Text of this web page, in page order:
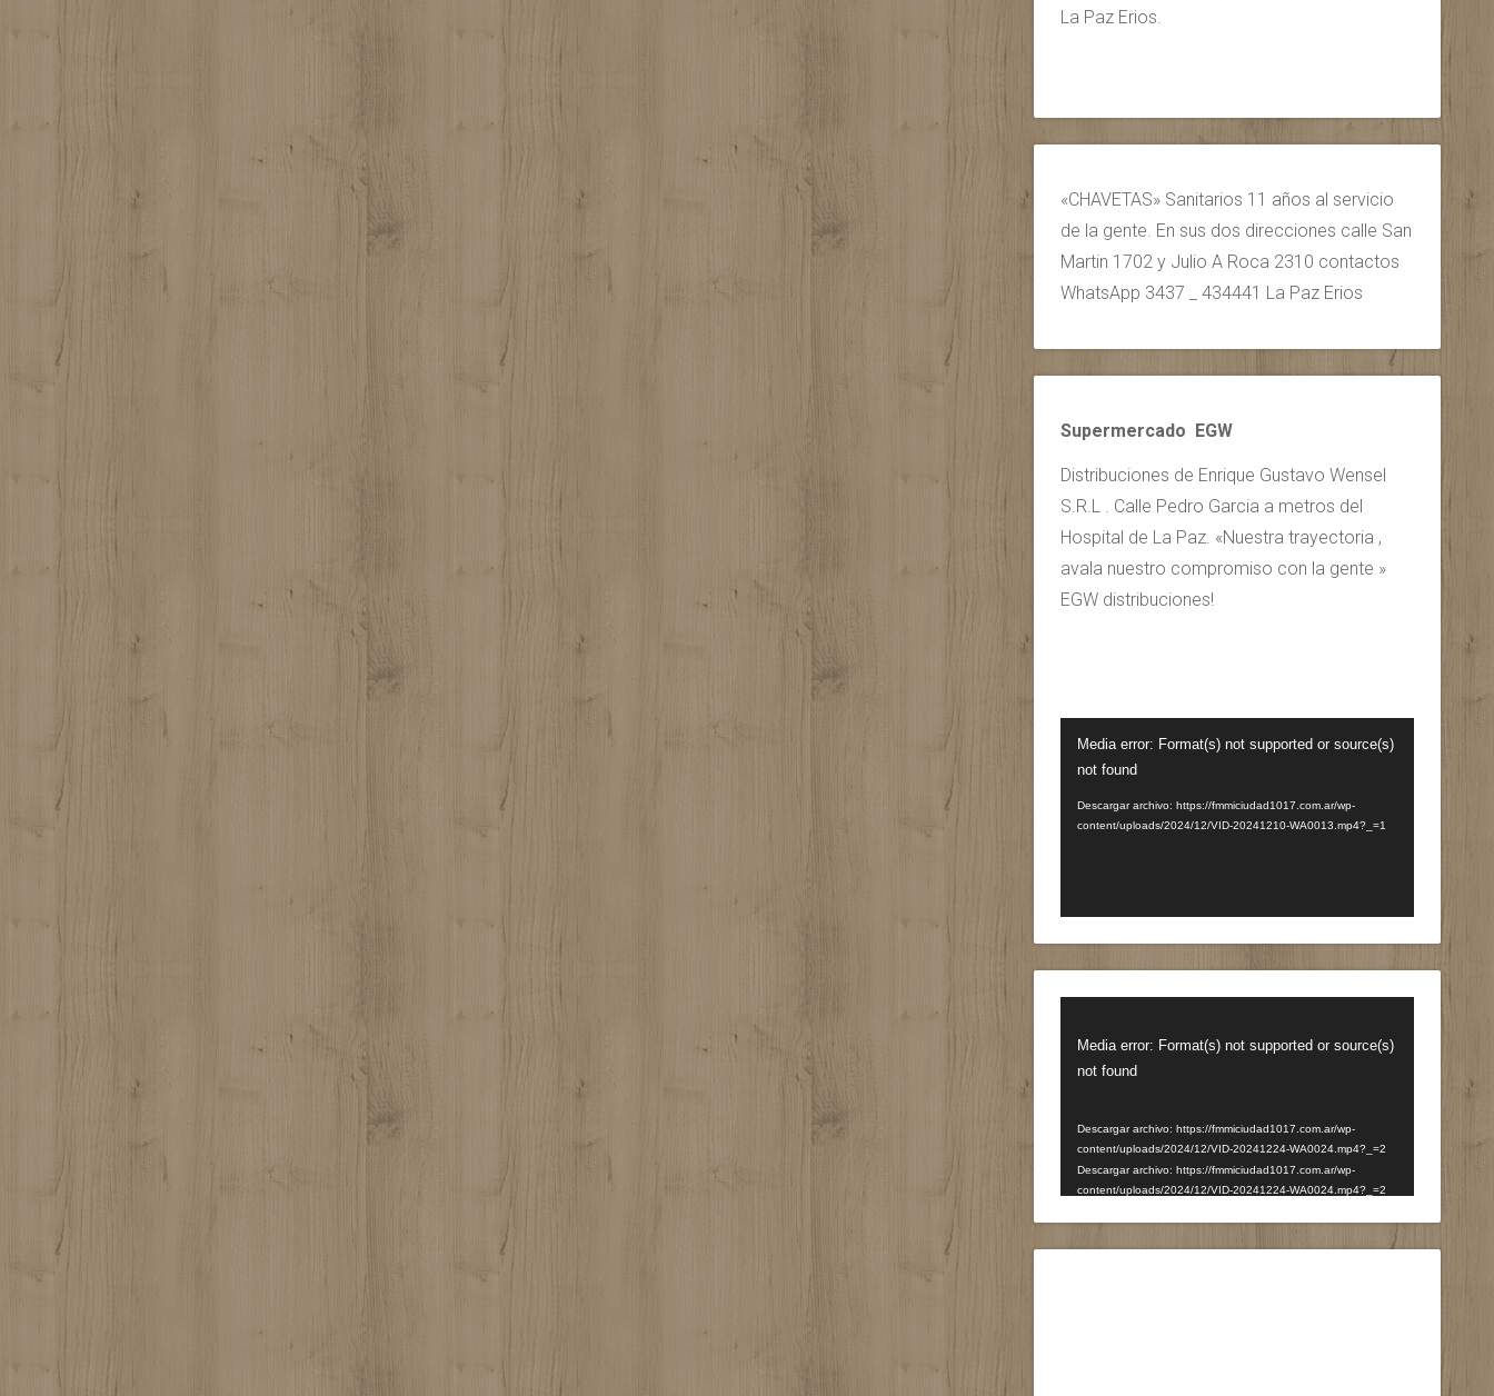
La Paz Erios.
«CHAVETAS» Sanitarios 11 años al servicio
de la gente. En sus dos direcciones calle San
Martin 1702 y Julio A Roca 2310 contactos
WhatsApp 3437 _ 434441 La Paz Erios
Supermercado EGW
Distribuciones de Enrique Gustavo Wensel
S.R.L . Calle Pedro Garcia a metros del
Hospital de La Paz. «Nuestra trayectoria ,
avala nuestro compromiso con la gente »
EGW distribuciones!
de
Media error: Format(s) not supported or source(s)
not found
Descargar archivo: https://fmmiciudad1017.com.ar/wp-
content/uploads/2024/12/VID-20241210-WA0013.mp4?_=1
de
vídeo
Media error: Format(s) not supported or source(s)
not found
Descargar archivo: https://fmmiciudad1017.com.ar/wp-
content/uploads/2024/12/VID-20241224-WA0024.mp4?_=2
Descargar archivo: https://fmmiciudad1017.com.ar/wp-
content/uploads/2024/12/VID-20241224-WA0024.mp4?_=2